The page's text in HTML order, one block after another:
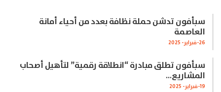
سبأفون تدشن حملة نظافة بعدد من أحياء أمانة
العاصمة
26-فبراير- 2025
سبأفون تطلق مبادرة “انطلاقة رقمية” لتأهيل أصحاب
المشاريع…
19-فبراير- 2025